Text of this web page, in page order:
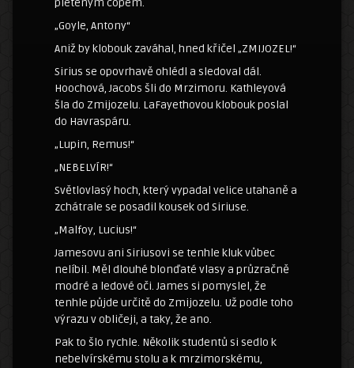
pleteným copem.
„Goyle, Antony“
Aniž by klobouk zaváhal, hned křičel „ZMIJOZEL!“
Sirius se opovrhavě ohlédl a sledoval dál.
Hoochová, Jacobs šli do Mrzimoru. Kathleyová
šla do Zmijozelu. LaFayethovou klobouk poslal
do Havraspáru.
„Lupin, Remus!“
„NEBELVÍR!“
Světlovlasý hoch, který vypadal velice utahaně a
zchátrale se posadil kousek od Siriuse.
„Malfoy, Lucius!“
Jamesovu ani Siriusovi se tenhle kluk vůbec
nelíbil. Měl dlouhé blonďaté vlasy a průzračně
modré a ledové oči. James si pomyslel, že
tenhle půjde určitě do Zmijozelu. Už podle toho
výrazu v obličeji, a taky, že ano.
Pak to šlo rychle. Několik studentů si sedlo k
nebelvírskému stolu a k mrzimorskému,